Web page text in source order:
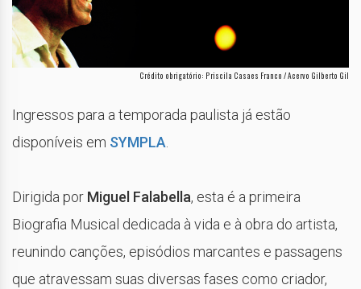
Crédito obrigatório: Priscila Casaes Franco / Acervo Gilberto Gil
Ingressos para a temporada paulista já estão
disponíveis em SYMPLA.
Dirigida por Miguel Falabella, esta é a primeira
Biografia Musical dedicada à vida e à obra do artista,
reunindo canções, episódios marcantes e passagens
que atravessam suas diversas fases como criador,